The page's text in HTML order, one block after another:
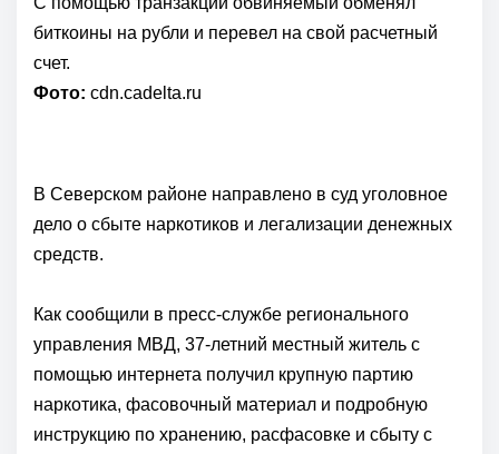
биткоины на рубли и перевел на свой расчетный
счет.
Фото: cdn.cadelta.ru
В Северском районе направлено в суд уголовное
дело о сбыте наркотиков и легализации денежных
средств.
Как сообщили в пресс-службе регионального
управления МВД, 37-летний местный житель с
помощью интернета получил крупную партию
наркотика, фасовочный материал и подробную
инструкцию по хранению, расфасовке и сбыту с